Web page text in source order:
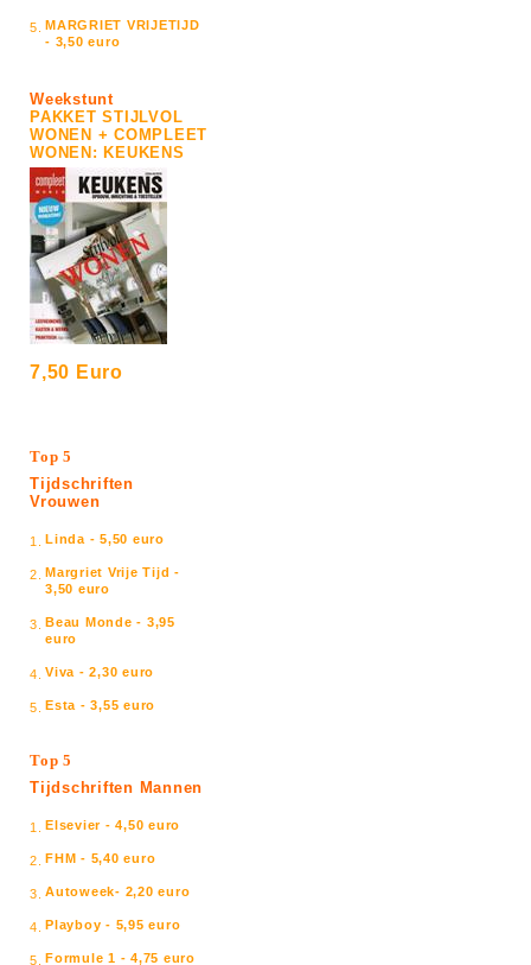
5. MARGRIET VRIJETIJD
- 3,50 euro
Weekstunt
PAKKET STIJLVOL
WONEN + COMPLEET
WONEN: KEUKENS
7,50 Euro
Top 5
Tijdschriften
Vrouwen
1. Linda - 5,50 euro
2. Margriet Vrije Tijd -
3,50 euro
3. Beau Monde - 3,95
euro
4. Viva - 2,30 euro
5. Esta - 3,55 euro
Top 5
Tijdschriften Mannen
1. Elsevier - 4,50 euro
2. FHM - 5,40 euro
3. Autoweek- 2,20 euro
4. Playboy - 5,95 euro
5. Formule 1 - 4,75 euro